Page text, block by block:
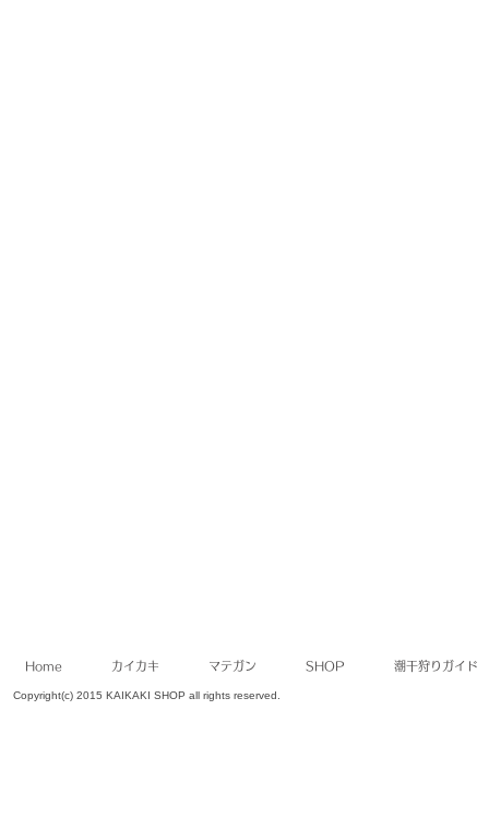
Home カイカキ マテガン SHOP 潮干狩りガイド
Copyright(c) 2015 KAIKAKI SHOP all rights reserved.